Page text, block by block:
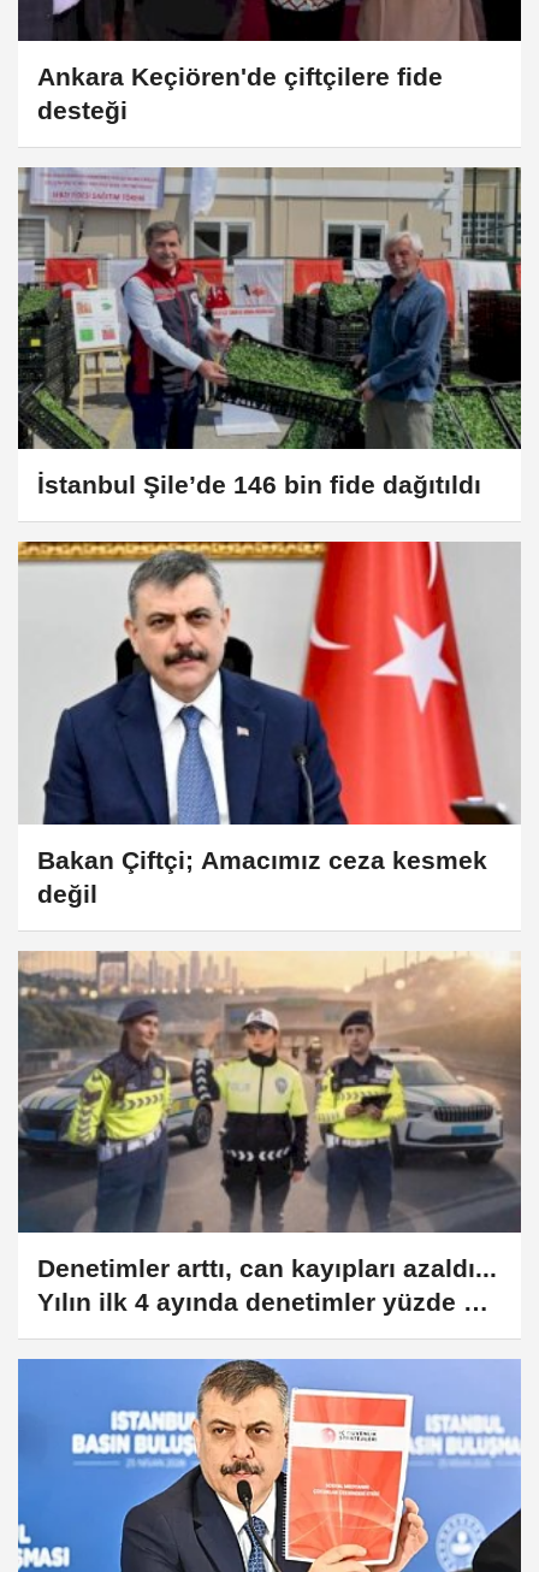
Ankara Keçiören'de çiftçilere fide
desteği
İstanbul Şile’de 146 bin fide dağıtıldı
Bakan Çiftçi; Amacımız ceza kesmek
değil
Denetimler arttı, can kayıpları azaldı...
Yılın ilk 4 ayında denetimler yüzde 6,6
arttı